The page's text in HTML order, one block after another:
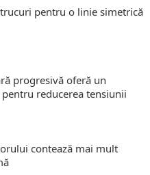
pentru o linie simetrică
progresivă oferă un
reducerea tensiunii
contează mai mult